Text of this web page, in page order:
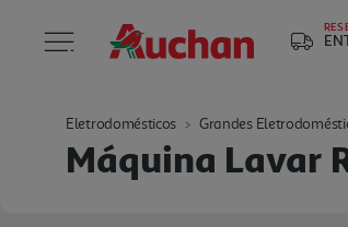
Eletrodomésticos Grandes
Máquina Lavar